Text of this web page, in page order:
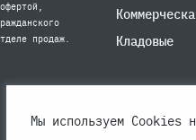
Мы используем Cookies
продаж.
Кладовые